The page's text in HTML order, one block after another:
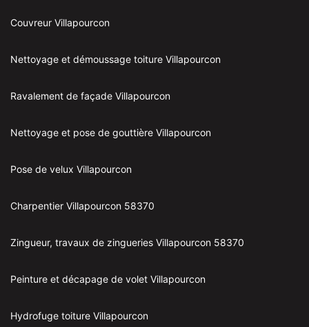
Couvreur Villapourcon
Nettoyage et démoussage toiture Villapourcon
Ravalement de façade Villapourcon
Nettoyage et pose de gouttière Villapourcon
Pose de velux Villapourcon
Charpentier Villapourcon 58370
Zingueur, travaux de zingueries Villapourcon 58370
Peinture et décapage de volet Villapourcon
Hydrofuge toiture Villapourcon